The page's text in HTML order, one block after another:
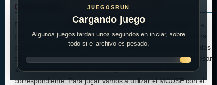
JUEGOSRUN
Cargando juego
Algunos juegos tardan unos segundos en iniciar, sobre
todo si el archivo es pesado.
Cómo jugar:
Feliz 2021!! En este nuevo juego tendremos que empujar una
pala con la cual vamos a ir apilando diferentes elementos para
poder llegar a la meta con la mayor cantidad de placas apiladas
del color que nos soliciten en la pared transparente, al atravesar
la misma nos tendremos que dirigir hacia el lado del color
correspondiente. Para jugar vamos a utilizar el MOUSE con el